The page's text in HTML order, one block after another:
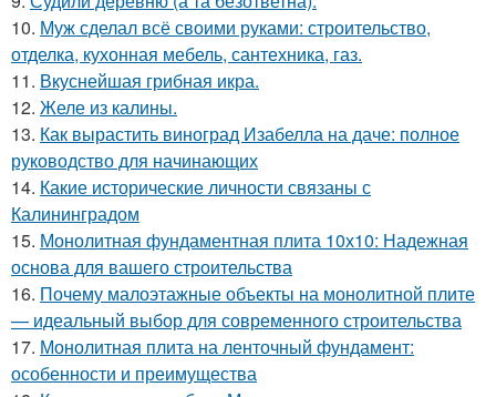
10. Муж сделал всё своими руками: строительство,
отделка, кухонная мебель, сантехника, газ.
11. Вкуснейшая грибная икра.
12. Желе из калины.
13. Как вырастить виноград Изабелла на даче: полное
руководство для начинающих
14. Какие исторические личности связаны с
Калининградом
15. Монолитная фундаментная плита 10х10: Надежная
основа для вашего строительства
16. Почему малоэтажные объекты на монолитной плите
— идеальный выбор для современного строительства
17. Монолитная плита на ленточный фундамент:
особенности и преимущества